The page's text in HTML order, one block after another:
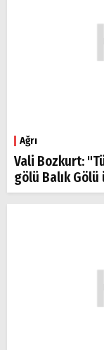
Ağrı
Vali Bozkurt:
gölü Balık